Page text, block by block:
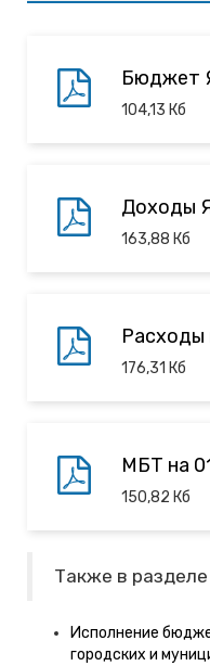
Бюджет
104,13 Кб
Доходы
163,88 Кб
Расходы
176,31 Кб
МБТ на
150,82 Кб
Также в разделе
Исполнение
городских и